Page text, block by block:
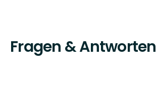
Fragen & Antworten